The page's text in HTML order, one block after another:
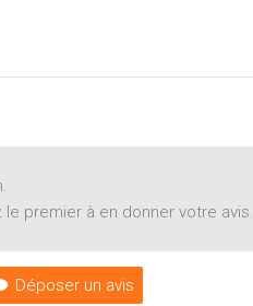
premier à en donner votre avis.
Déposer un avis